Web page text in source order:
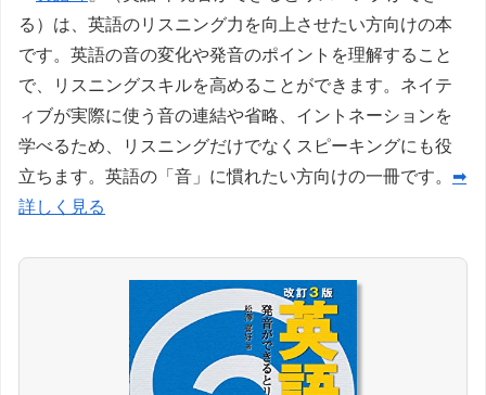
る）は、英語のリスニング力を向上させたい方向けの本
です。英語の音の変化や発音のポイントを理解すること
で、リスニングスキルを高めることができます。ネイテ
ィブが実際に使う音の連結や省略、イントネーションを
学べるため、リスニングだけでなくスピーキングにも役
立ちます。英語の「音」に慣れたい方向けの一冊です。 ➡
詳しく見る